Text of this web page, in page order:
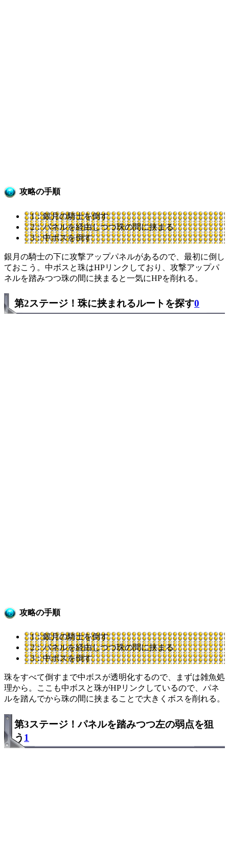
攻略の手順
1：銀月の騎士を倒す
2：パネルを経由しつつ珠の間に挟まる
3：中ボスを倒す
銀月の騎士の下に攻撃アップパネルがあるので、最初に倒し
ておこう。中ボスと珠はHPリンクしており、攻撃アップパ
ネルを踏みつつ珠の間に挟まると一気にHPを削れる。
第2ステージ！珠に挟まれるルートを探す0
攻略の手順
1：銀月の騎士を倒す
2：パネルを経由しつつ珠の間に挟まる
3：中ボスを倒す
珠をすべて倒すまで中ボスが透明化するので、まずは雑魚処
理から。ここも中ボスと珠がHPリンクしているので、パネ
ルを踏んでから珠の間に挟まることで大きくボスを削れる。
第3ステージ！パネルを踏みつつ左の弱点を狙
う 1